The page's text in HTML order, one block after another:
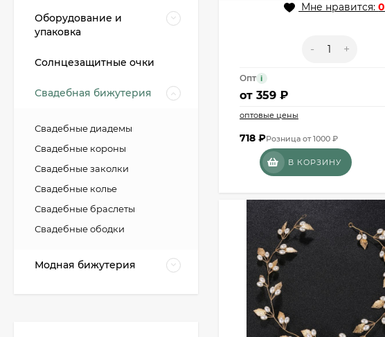
Мне нравится:0
- +
Опт i
от 359 ₽
оптовые цены
718 ₽Розница от 1000 ₽
В КОРЗИНУ
Оборудование и
упаковка
Солнцезащитные очки
Свадебная бижутерия
Свадебные диадемы
Свадебные короны
Свадебные заколки
Свадебные колье
Свадебные браслеты
Свадебные ободки
Модная бижутерия